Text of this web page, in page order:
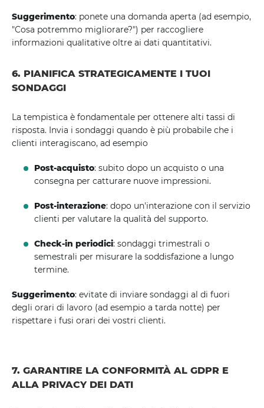
Suggerimento: ponete una domanda aperta (ad esempio,
"Cosa potremmo migliorare?") per raccogliere
informazioni qualitative oltre ai dati quantitativi.
6. PIANIFICA STRATEGICAMENTE I TUOI
SONDAGGI
La tempistica è fondamentale per ottenere alti tassi di
risposta. Invia i sondaggi quando è più probabile che i
clienti interagiscano, ad esempio
Post-acquisto: subito dopo un acquisto o una
consegna per catturare nuove impressioni.
Post-interazione: dopo un'interazione con il servizio
clienti per valutare la qualità del supporto.
Check-in periodici: sondaggi trimestrali o
semestrali per misurare la soddisfazione a lungo
termine.
Suggerimento: evitate di inviare sondaggi al di fuori
degli orari di lavoro (ad esempio a tarda notte) per
rispettare i fusi orari dei vostri clienti.
7. GARANTIRE LA CONFORMITÀ AL GDPR E
ALLA PRIVACY DEI DATI